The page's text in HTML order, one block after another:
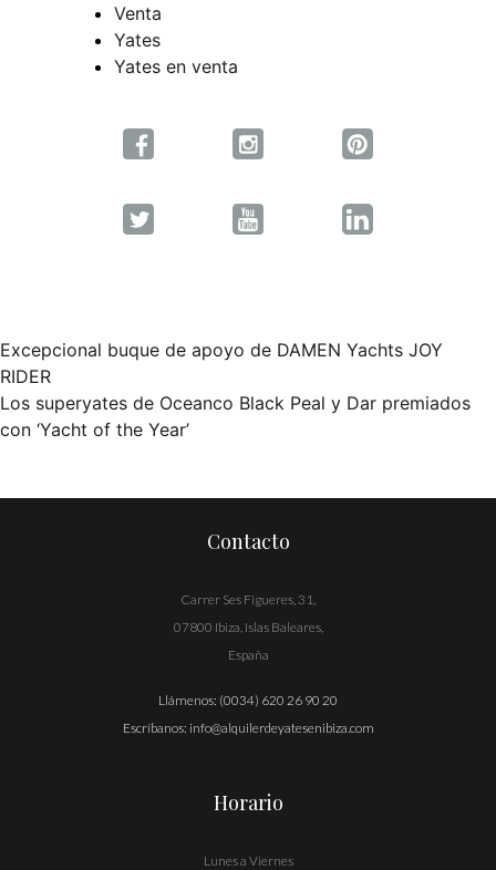
Venta
Yates
Yates en venta
Navegación
de
Excepcional buque de apoyo de DAMEN Yachts JOY
RIDER
Los superyates de Oceanco Black Peal y Dar premiados
con ‘Yacht of the Year’
Contacto
Carrer Ses Figueres, 31,
07800 Ibiza, Islas Baleares,
España
Llámenos: (0034) 620 26 90 20
Escríbanos: info@alquilerdeyatesenibiza.com
Horario
Lunes a Viernes